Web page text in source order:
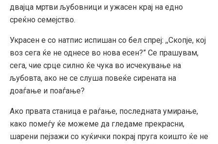
двајца мртви љубовници и ужасен крај на едно
среќно семејство.
Украсен е со натпис испишан со бел спреј: ,,Скопје, кој
воз сега ќе не однесе во нова есен?” Се прашувам,
сега, чие срце силно ќе чука во исчекување на
љубовта, ако не се слуша повеќе сирената на
доаѓање и поаѓање?
Ако првата станица е раѓање, последната умирање,
како помеѓу ќе можеме да гледаме прекрасни,
шарени пејзажи со куќички покрај пруга коишто ќе не